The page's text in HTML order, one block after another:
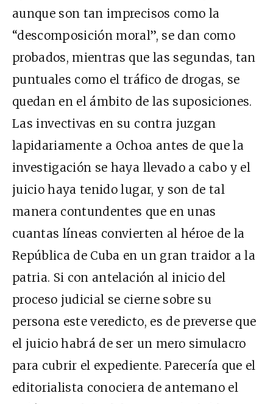
aunque son tan imprecisos como la
“descomposición moral”, se dan como
probados, mientras que las segundas, tan
puntuales como el tráfico de drogas, se
quedan en el ámbito de las suposiciones.
Las invectivas en su contra juzgan
lapidariamente a Ochoa antes de que la
investigación se haya llevado a cabo y el
juicio haya tenido lugar, y son de tal
manera contundentes que en unas
cuantas líneas convierten al héroe de la
República de Cuba en un gran traidor a la
patria. Si con antelación al inicio del
proceso judicial se cierne sobre su
persona este veredicto, es de preverse que
el juicio habrá de ser un mero simulacro
para cubrir el expediente. Parecería que el
editorialista conociera de antemano el